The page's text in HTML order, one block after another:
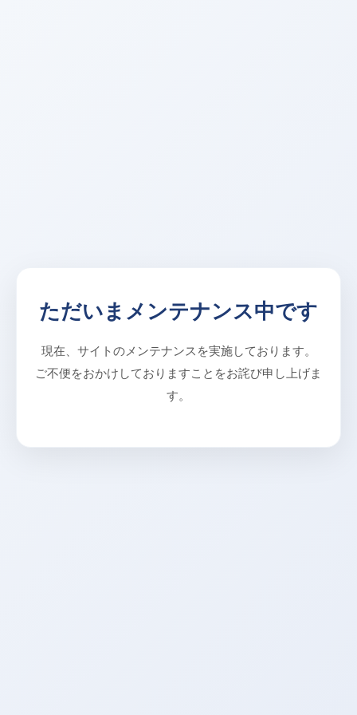
ただいまメンテナンス中です
現在、サイトのメンテナンスを実施しております。
ご不便をおかけしておりますことをお詫び申し上げま
す。